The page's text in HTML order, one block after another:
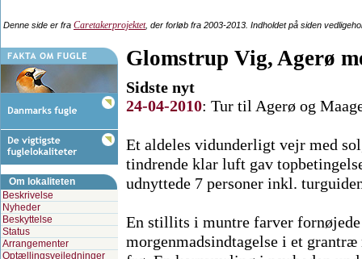
Denne side er fra Caretakerprojektet, der forløb fra 2003-2013. Indholdet på siden
Om lokaliteten
Beskrivelse
Nyheder
Beskyttelse
Status
Arrangementer
Optællingsvejledninger
Glomstrup Vig, Agerø
Sidste nyt
24-04-2010: Tur til Agerø og
Et aldeles vidunderligt vejr med
tindrende klar luft gav
udnyttede 7 personer inkl.
En stillits i muntre farver
morgenmadsindtagelse i et